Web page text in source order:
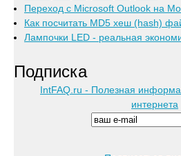
Переход с Microsoft Outlook на
Как посчитать MD5 хеш (hash)
Лампочки LED - реальная
Подписка
IntFAQ.ru - Полезная
интернета